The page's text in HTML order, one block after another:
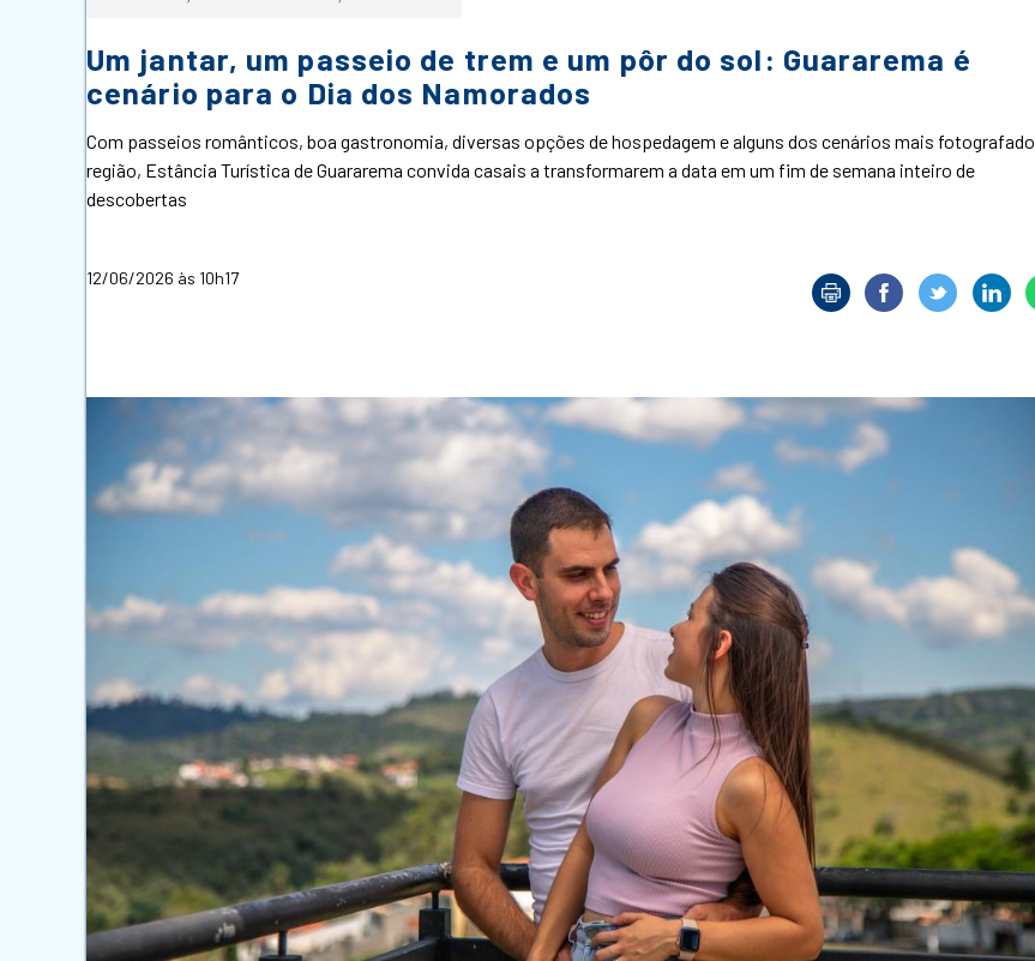
Um jantar, um passeio de trem e um pôr do sol: Guararema é
cenário para o Dia dos Namorados
Com passeios românticos, boa gastronomia, diversas opções de hospedagem e alguns dos cenários mais
região, Estância Turística de Guararema convida casais a transformarem a data em um fim de semana inteiro de
descobertas
12/06/2026 às 10h17